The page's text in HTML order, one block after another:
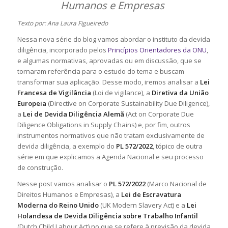
Humanos e Empresas
Texto por: Ana Laura Figueiredo
Nessa nova série do blog vamos abordar o instituto da devida
diligência, incorporado pelos Princípios Orientadores da ONU,
e algumas normativas, aprovadas ou em discussão, que se
tornaram referência para o estudo do tema e buscam
transformar sua aplicação. Desse modo, iremos analisar a Lei
Francesa de Vigilância (Loi de vigilance), a Diretiva da União
Europeia (Directive on Corporate Sustainability Due Diligence),
a Lei de Devida Diligência Alemã (Act on Corporate Due
Diligence Obligations in Supply Chains) e, por fim, outros
instrumentos normativos que não tratam exclusivamente de
devida diligência, a exemplo do PL 572/2022, tópico de outra
série em que explicamos a Agenda Nacional e seu processo
de construção.
Nesse postvamos analisar o PL 572/2022 (Marco Nacional de
Direitos Humanos e Empresas), a Lei de Escravatura
Moderna do Reino Unido (UK Modern Slavery Act) e a Lei
Holandesa de Devida Diligência sobre Trabalho Infantil